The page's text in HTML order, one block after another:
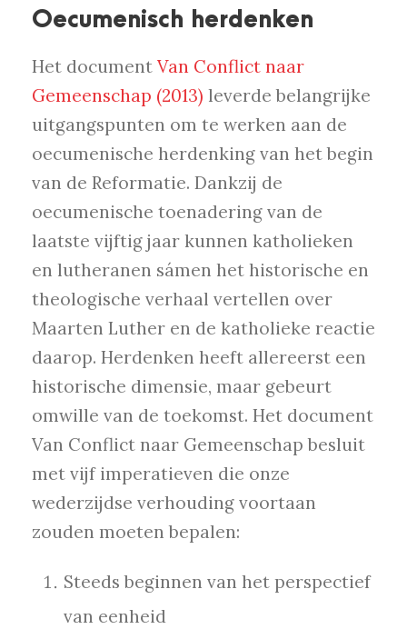
Oecumenisch herdenken
Het document Van Conflict naar
Gemeenschap (2013) leverde belangrijke
uitgangspunten om te werken aan de
oecumenische herdenking van het begin
van de Reformatie. Dankzij de
oecumenische toenadering van de
laatste vijftig jaar kunnen katholieken
en lutheranen sámen het historische en
theologische verhaal vertellen over
Maarten Luther en de katholieke reactie
daarop. Herdenken heeft allereerst een
historische dimensie, maar gebeurt
omwille van de toekomst. Het document
Van Conflict naar Gemeenschap besluit
met vijf imperatieven die onze
wederzijdse verhouding voortaan
zouden moeten bepalen:
Steeds beginnen van het perspectief
van eenheid